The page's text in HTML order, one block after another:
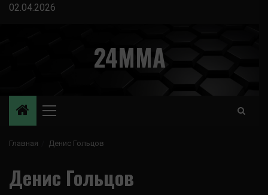
Перейти
02.04.2026
24MMA
Основное
Главная Денис Гольцов
Денис Гольцов